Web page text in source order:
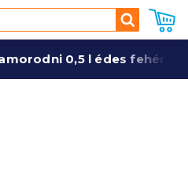
Keresés
0,5 l édes fehérbor